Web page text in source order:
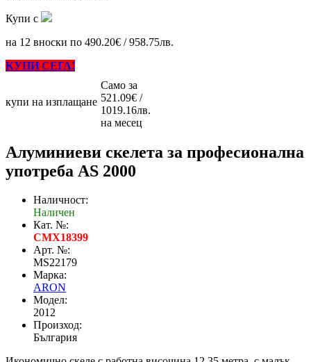
Купи с
на 12 вноски по 490.20€ / 958.75лв.
КУПИ СЕГА!
купи на изплащане
Само за
521.09€ /
1019.16лв.
на месец
Алуминиеви скелета за професионална
употреба AS 2000
Наличност:
Наличен
Кат. №:
CMX18399
Арт. №:
MS22179
Марка:
ARON
Модел:
2012
Произход:
България